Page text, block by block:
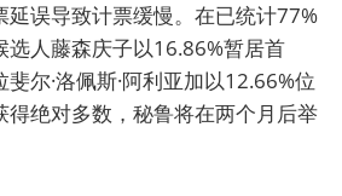
延误导致计票缓慢。在已统计77%
选人藤森庆子以16.86%暂居首
尔·洛佩斯·阿利亚加以12.66%位
得绝对多数，秘鲁将在两个月后举